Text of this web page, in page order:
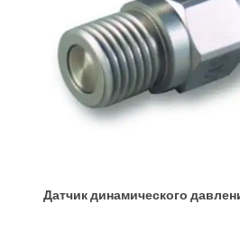
Датчик динамического